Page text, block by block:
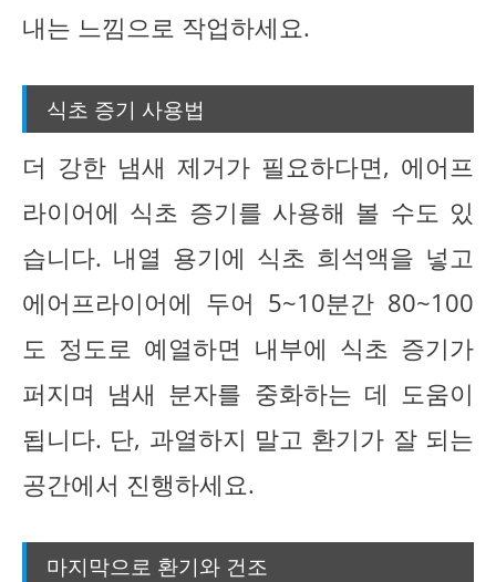
내는 느낌으로 작업하세요.
식초 증기 사용법
더 강한 냄새 제거가 필요하다면, 에어프
라이어에 식초 증기를 사용해 볼 수도 있
습니다. 내열 용기에 식초 희석액을 넣고
에어프라이어에 두어 5~10분간 80~100
도 정도로 예열하면 내부에 식초 증기가
퍼지며 냄새 분자를 중화하는 데 도움이
됩니다. 단, 과열하지 말고 환기가 잘 되는
공간에서 진행하세요.
마지막으로 환기와 건조